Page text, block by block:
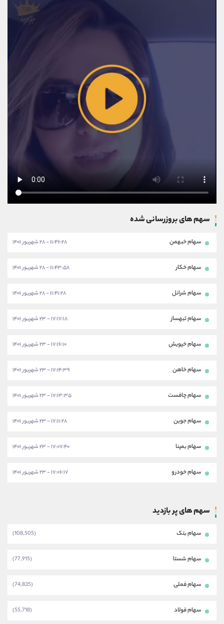
سهم های بروزرسانی شده
سهام خبهمن ۱۱:۴۶:۲۸ - ۲۸ شهریور ۱۴۰۱
سهام خکار ۱۱:۴۳:۵۸ - ۲۸ شهریور ۱۴۰۱
سهام شرانل ۱۱:۴۱:۲۸ - ۲۸ شهریور ۱۴۰۱
سهام ثبهساز ۱۷:۱۷:۱۸ - ۲۳ شهریور ۱۴۰۱
سهام خپویش ۱۷:۱۶:۱۰ - ۲۳ شهریور ۱۴۰۱
سهام خاهن ۱۷:۱۴:۳۹ - ۲۳ شهریور ۱۴۰۱
سهام چافست ۱۷:۱۳:۳۵ - ۲۳ شهریور ۱۴۰۱
سهام جوین ۱۷:۱۱:۲۸ - ۲۳ شهریور ۱۴۰۱
سهام بمپنا ۱۷:۰۷:۴۰ - ۲۳ شهریور ۱۴۰۱
سهام خودرو ۱۷:۰۶:۱۷ - ۲۳ شهریور ۱۴۰۱
سهم های پر بازدید
سهام بتک (108,505)
سهام شستا (77,915)
سهام فملی (74,835)
سهام فولاد (55,718)